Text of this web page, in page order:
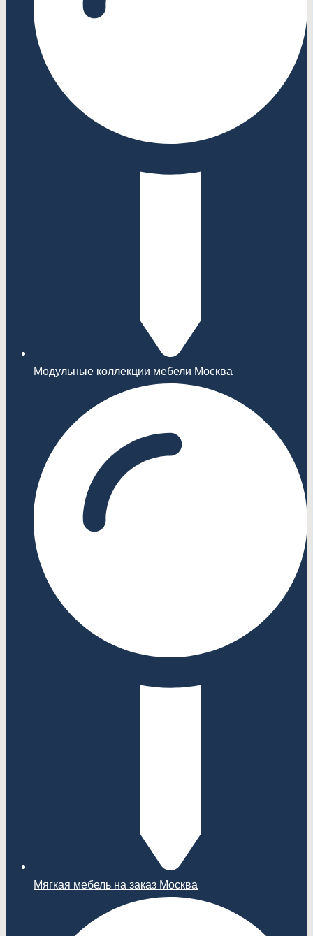
Модульные коллекции мебели Москва
Мягкая мебель на заказ Москва